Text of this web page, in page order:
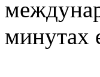
минутах